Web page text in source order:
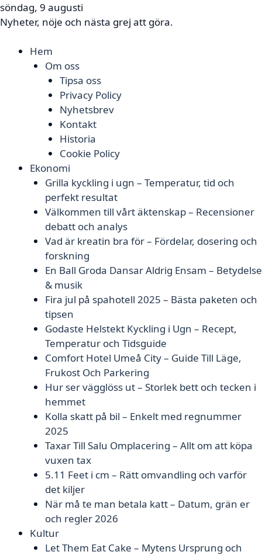
söndag, 9 augusti
Nyheter, nöje och nästa grej att göra.
Hem
Om oss
Tipsa oss
Privacy Policy
Nyhetsbrev
Kontakt
Historia
Cookie Policy
Ekonomi
Grilla kyckling i ugn – Temperatur, tid och
perfekt resultat
Välkommen till vårt äktenskap – Recensioner
debatt och analys
Vad är kreatin bra för – Fördelar, dosering och
forskning
En Ball Groda Dansar Aldrig Ensam – Betydelse
& musik
Fira jul på spahotell 2025 – Bästa paketen och
tipsen
Godaste Helstekt Kyckling i Ugn – Recept,
Temperatur och Tidsguide
Comfort Hotel Umeå City – Guide Till Läge,
Frukost Och Parkering
Hur ser vägglöss ut – Storlek bett och tecken i
hemmet
Kolla skatt på bil – Enkelt med regnummer
2025
Taxar Till Salu Omplacering – Allt om att köpa
vuxen tax
5.11 Feet i cm – Rätt omvandling och varför
det kiljer
När må te man betala katt – Datum, grän er
och regler 2026
Kultur
Let Them Eat Cake – Mytens Ursprung och